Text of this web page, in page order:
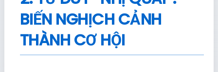
BIẾN NGHỊCH CẢNH
THÀNH CƠ HỘI